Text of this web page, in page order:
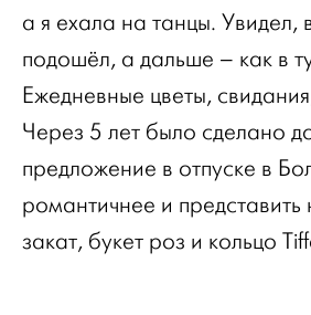
а я ехала на танцы. Увидел,
подошёл, а дальше – как в
Ежедневные цветы,
Через 5 лет было сделано
предложение в отпуске в
романтичнее и представить
закат, букет роз и кольцо